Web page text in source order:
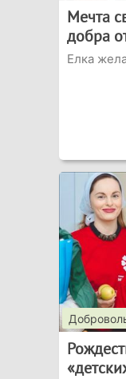
Мечта
добра
Елка